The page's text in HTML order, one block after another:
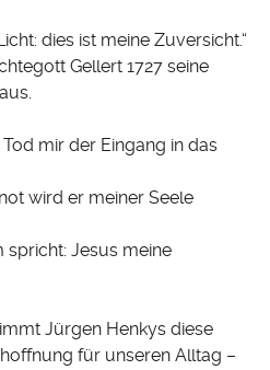
dies ist meine Zuversicht.“
Gellert 1727 seine
mir der Eingang in das
wird er meiner Seele
spricht: Jesus meine
Jürgen Henkys diese
für unseren Alltag –